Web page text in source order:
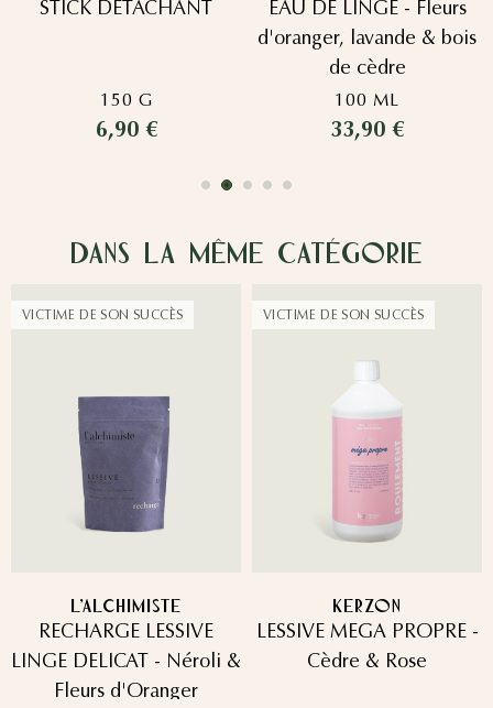
STICK DETACHANT
150 G
6,90 €
EAU DE LINGE - Fleurs
d'oranger, lavande & bois
de cèdre
100 ML
33,90 €
Dans la même catégorie
VICTIME DE SON SUCCÈS
L'ALCHIMISTE
RECHARGE LESSIVE
LINGE DELICAT - Néroli &
Fleurs d'Oranger
VICTIME DE SON SUCCÈS
KERZON
LESSIVE MEGA PROPRE -
Cèdre & Rose